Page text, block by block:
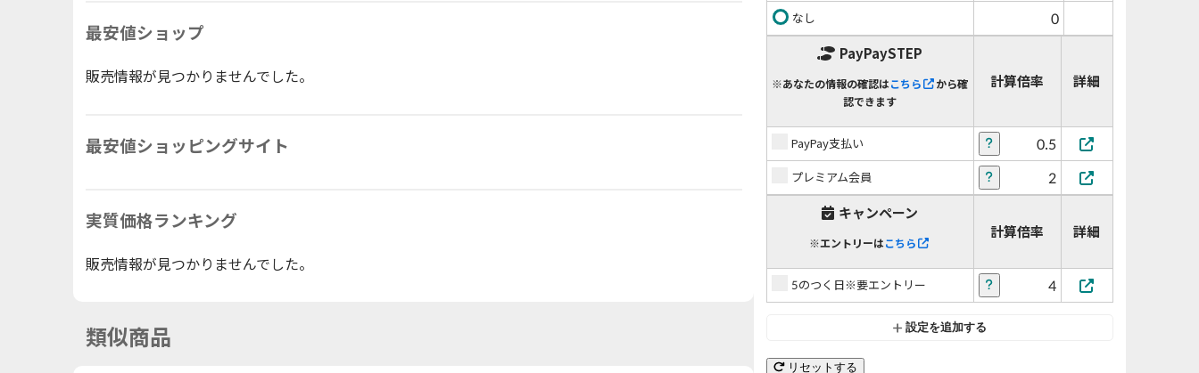
最安値ショップ
販売情報が見つかりませんでした。
最安値ショッピングサイト
実質価格ランキング
販売情報が見つかりませんでした。
類似商品
なし 0
PayPaySTEP
※あなたの情報の確認はこちら
から確
認できます
計算倍率 詳細
PayPay支払い 0.5
プレミアム会員 2
キャンペーン
※エントリーはこちら
計算倍率 詳細
5のつく日※要エントリー 4
設定を追加する
リセットする